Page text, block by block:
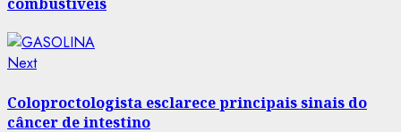
NextNext
Coloproctologista esclarece principais sinais do
câncer de intestino